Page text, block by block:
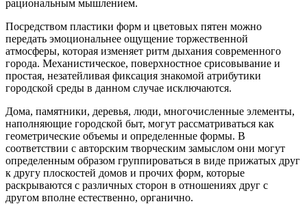
рациональным мышлением.
Посредством пластики форм и цветовых пятен можно
передать эмоциональнее ощущение торжественной
атмосферы, которая изменяет ритм дыхания современного
города. Механистическое, поверхностное срисовывание и
простая, незатейливая фиксация знакомой атрибутики
городской среды в данном случае исключаются.
Дома, памятники, деревья, люди, многочисленные элементы,
наполняющие городской быт, могут рассматриваться как
геометрические объемы и определенные формы. В
соответствии с авторским творческим замыслом они могут
определенным образом группироваться в виде прижатых друг
к другу плоскостей домов и прочих форм, которые
раскрываются с различных сторон в отношениях друг с
другом вполне естественно, органично.